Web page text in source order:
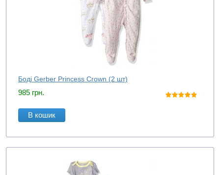
Боді Gerber Princess Crown (2 шт)
985 грн.
В кошик